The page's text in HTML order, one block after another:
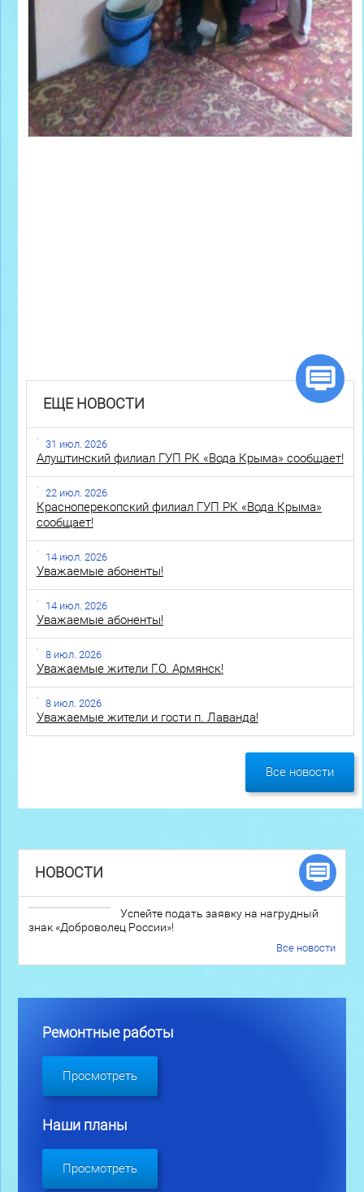
ЕЩЕ НОВОСТИ
31 июл. 2026
Алуштинский филиал ГУП РК «Вода Крыма» сообщает!
22 июл. 2026
Красноперекопский филиал ГУП РК «Вода Крыма»
сообщает!
14 июл. 2026
Уважаемые абоненты!
14 июл. 2026
Уважаемые абоненты!
8 июл. 2026
Уважаемые жители Г.О. Армянск!
8 июл. 2026
Уважаемые жители и гости п. Лаванда!
Все новости
НОВОСТИ
Успейте подать заявку на нагрудный
знак «Доброволец России»!
Все новости
Ремонтные работы
Просмотреть
Наши планы
Просмотреть